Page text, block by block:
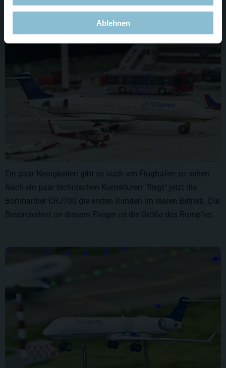
Ablehnen
Ein paar Neuigkeiten gibt es auch am Flughafen zu sehen.
Nach ein paar technischen Korrekturen "fliegt" jetzt die
Bombardier CRJ700 die ersten Runden im realen Betrieb. Die
Besonderheit an diesem Flieger ist die Größe des Rumpfes.